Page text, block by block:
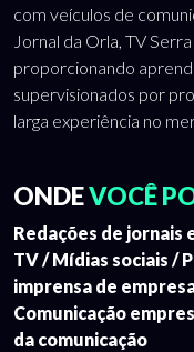
com veículos de
Jornal da Orla, TV
proporcionando
supervisionados por
larga experiência no
ONDEVOCÊ
Redações de jornais
TV / Mídias sociais /
imprensa de
Comunicação
da comunicação